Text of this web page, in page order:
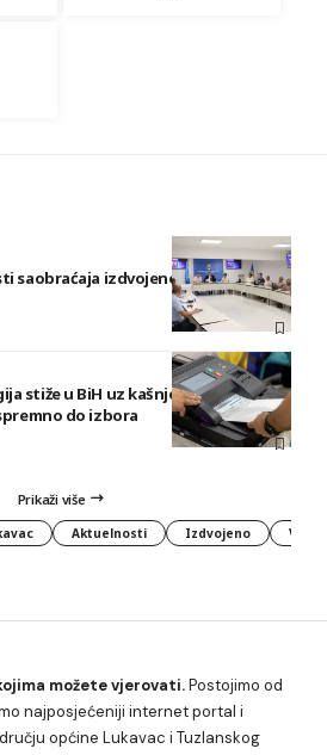
saobraćaja izdvojeno gotovo 40.000
stiže u BiH uz kašnjenje, CIK
do izbora
Prikaži više
Aktuelnosti Izdvojeno
možete vjerovati.Postojimo od
najposjećeniji internet portal i
općine Lukavac i Tuzlanskog